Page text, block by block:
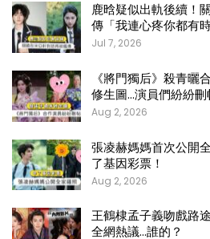
鹿晗疑似出軌後續！
傳「我連心疼你都有時
Jul 7, 2026
《將門獨后》殺青曬
修生圖…演員們紛紛刪
Aug 2, 2026
張凌赫媽媽首次公開
了基因彩票！
Aug 2, 2026
王鶴棣孟子義吻戲路
全網熱議…誰的？